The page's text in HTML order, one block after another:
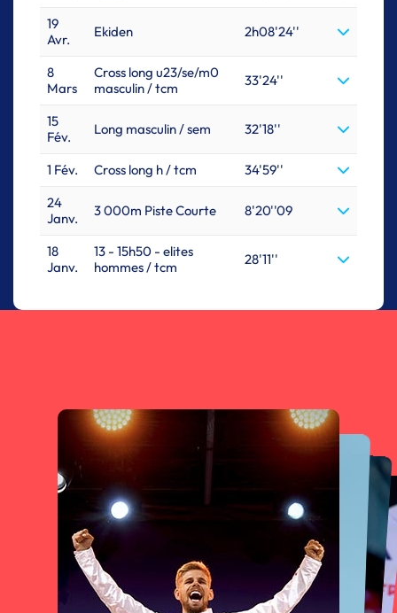
19
Avr.
Ekiden 2h08'24''
8
Mars
Cross long u23/se/m0
masculin / tcm
33'24''
15
Fév.
Long masculin / sem 32'18''
1 Fév. Cross long h / tcm
34'59''
24
Janv.
3 000m Piste Courte 8'20''09
18
Janv.
13 - 15h50 - elites
hommes / tcm
28'11''